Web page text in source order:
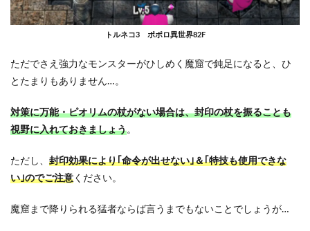
トルネコ3 ポポロ異世界82F
ただでさえ強力なモンスターがひしめく魔窟で鈍足になると、ひ
とたまりもありません…。
対策に万能・ピオリムの杖がない場合は、封印の杖を振ることも
視野に入れておきましょう。
ただし、 封印効果により｢命令が出せない｣＆｢特技も使用できな
い｣のでご注意 ください。
魔窟まで降りられる猛者ならば言うまでもないことでしょうが…